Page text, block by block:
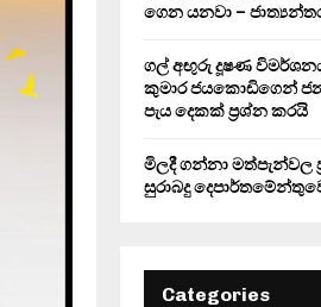
ගෙන යනවා –
ගල් අඟුරු දූෂණ
කුමාර ජයකොඩිගෙන්
පැය දෙකක් ප්‍රශ්න කරයි
මිලදී ගන්නා මත්පැන්වල
සුරාබදු
Categories